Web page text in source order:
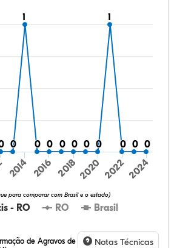
0
0
11
0
0 0
0 0
0 0
0 0
0 0
0
11
0
0 0
0 0
0
- RO RO Brasil
para comparar com Brasil e o estado)
2014 2016 2018 2020 2022 2024
de Agravos de
Notas Técnicas